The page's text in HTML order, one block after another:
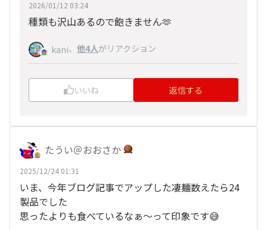
2026/01/12 03:24
種類も沢山あるので飽きません🫶
kani、 他4人がリアクション
いいね 返信する
たうい＠おおさか
2025/12/24 01:31
いま、今年ブログ記事でアップした凄麺数えたら24
製品でした
思ったよりも食べているなぁ～って印象です😅